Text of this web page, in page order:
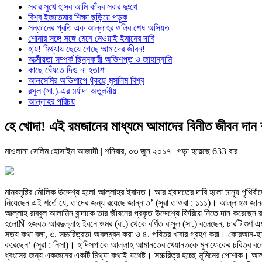
সবার সুখে হাসব আমি কাঁদব সবার দুঃখে
বিশ্ব ইজতেমার শিক্ষা ছড়িয়ে পড়ুক
সন্তানের প্রতি এক আল্লাহর ওলির শেষ অসিয়ত
শোনার সঙ্গে সঙ্গে মেনে নেওয়াই ইমানের দাবি
হায়! মিথ্যায় ছেয়ে গেছে আমাদের জীবন!
আত্মীয়তা সম্পর্ক ছিন্নকারী অভিশপ্ত ও জাহান্নামি
কাছে ঘেঁষতে দিও না হতাশা
আলসেমির অভিশাপে ধুঁকছে মুসলিম বিশ্ব
রসুল (সা.)-এর মর্যাদা অতুলনীয়
আল্লাহর পরিচয়
হে খোদা! এই রমজানের মাধ্যমে আমাদের বিনীত জীবন
মাওলানা সেলিম হোসাইন আজাদী | শনিবার, ০৩ জুন ২০১৭ | পড়া হয়েছে 633 বার
মানবসৃষ্টির মৌলিক উদ্দেশ্য হলো আল্লাহর ইবাদত। আর ইবাদতের দাবি হলো মানুষ
নিয়েছেন এই শর্তে যে, তাদের জন্য রয়েছে জান্নাত’ (সুরা তাওবা : ১১১)। আল্লাহও
আল্লাহ রাব্বুল আলামিন বান্দাকে তার জীবনের প্রকৃত উদ্দেশ্যে ফিরিয়ে নিতে দান
হলোÑ হজরত আবদুল্লাহ ইবনে ওমর (রা.) থেকে বর্ণিত রাসুল (সা.) বলেছেন, চারটি গুণ
সত্য কথা বলা, ৩. সচ্চরিত্রতা অবলম্বন করা ও ৪. পবিত্র খাবার গ্রহণ করা। কোরআন-
করেছেন’ (সুরা : নিসা)। হাদিসপাকে আল্লাহ আমানতের খেয়ানতকে মুনাফেকের
ধ্বংসের জন্য একজনের একটি মিথ্যা কথাই যথেষ্ট। সচ্চরিত্র হচ্ছে মুমিনের পোশাক।